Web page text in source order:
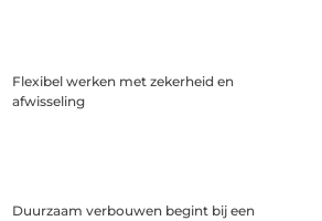
Flexibel werken met zekerheid en
afwisseling
Duurzaam verbouwen begint bij een